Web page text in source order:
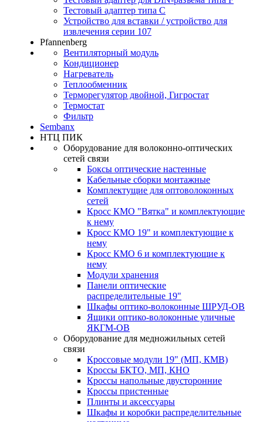
Тестовый адаптер типа C
Устройство для вставки / устройство для
извлечения серии 107
Pfannenberg
Вентиляторный модуль
Кондиционер
Нагреватель
Теплообменник
Терморегулятор двойной, Гигростат
Термостат
Фильтр
Sembanx
НТЦ ПИК
Оборудование для волоконно-оптических
сетей связи
Боксы оптические настенные
Кабельные сборки монтажные
Комплектущие для оптоволоконных
сетей
Кросс КМО "Вятка" и комплектующие
к нему
Кросс КМО 19" и комплектующие к
нему
Кросс КМО 6 и комплектующие к
нему
Модули хранения
Панели оптические
распределительные 19"
Шкафы оптико-волоконные ШРУД-ОВ
Ящики оптико-волоконные уличные
ЯКГМ-ОВ
Оборудование для медножильных сетей
связи
Кроссовые модули 19" (МП, КМВ)
Кроссы БКТО, МП, КНО
Кроссы напольные двусторонние
Кроссы пристенные
Плинты и аксессуары
Шкафы и коробки распределительные